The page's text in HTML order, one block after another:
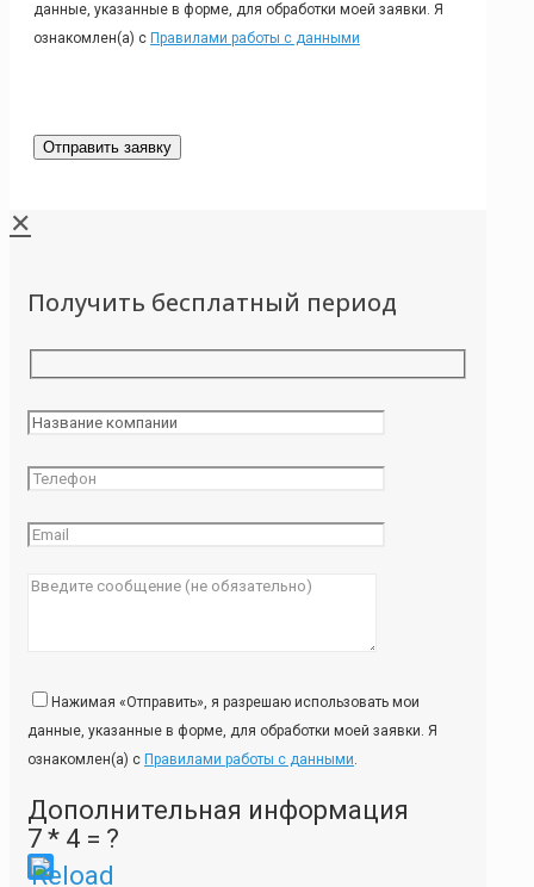
данные, указанные в форме, для обработки моей заявки. Я
ознакомлен(а) с Правилами работы с данными
✕
Получить бесплатный период
Нажимая «Отправить», я разрешаю использовать мои
данные, указанные в форме, для обработки моей заявки. Я
ознакомлен(а) с Правилами работы с данными.
Дополнительная информация
7 * 4 = ?